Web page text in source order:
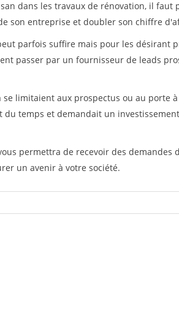
dans les travaux de rénovation, il faut
son entreprise et doubler son chiffre
parfois suffire mais pour les désirant
passer par un fournisseur de leads
limitaient aux prospectus ou au porte
temps et demandait un
permettra de recevoir des demandes
un avenir à votre société.